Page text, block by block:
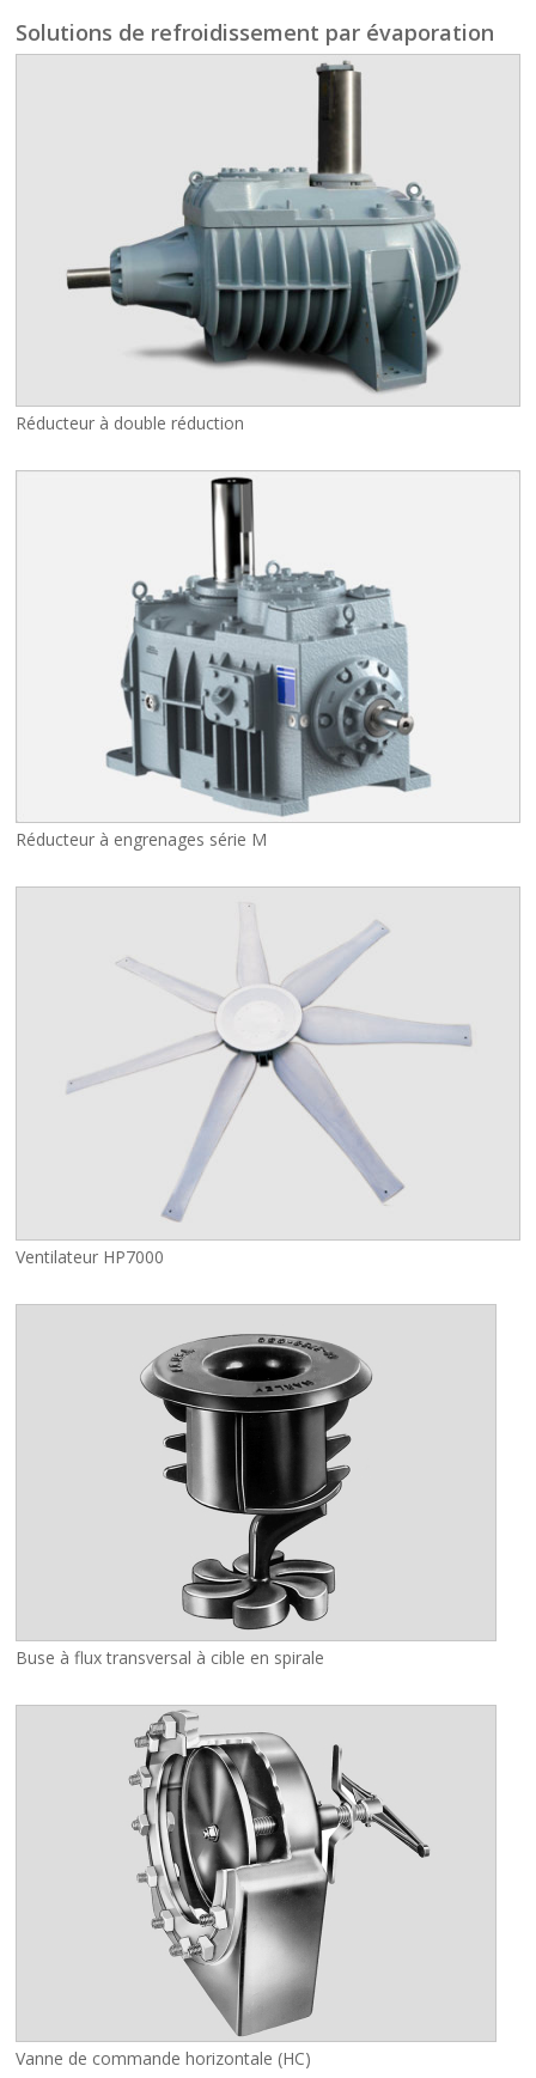
Solutions de refroidissement par évaporation
Réducteur à double réduction
Réducteur à engrenages série M
Ventilateur HP7000
Buse à flux transversal à cible en spirale
Vanne de commande horizontale (HC)